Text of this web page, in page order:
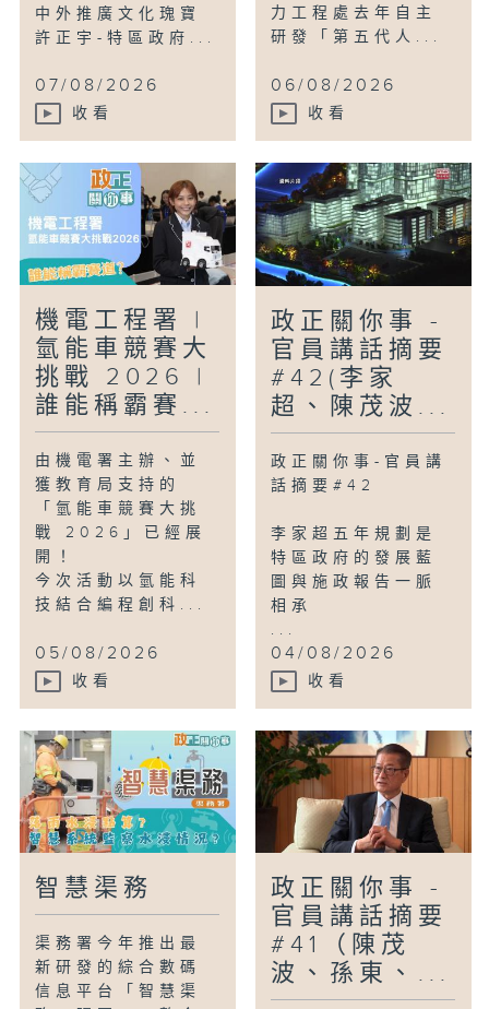
中外推廣文化瑰寶
許正宇-特區政府...
07/08/2026
收看
力工程處去年自主
研發「第五代人...
06/08/2026
收看
機電工程署 |
氫能車競賽大
挑戰 2026 |
誰能稱霸賽...
由機電署主辦、並
獲教育局支持的
「氫能車競賽大挑
戰 2026」已經展
開！
今次活動以氫能科
技結合編程創科...
05/08/2026
收看
政正關你事 -
官員講話摘要
#42(李家
超、陳茂波...
政正關你事-官員講
話摘要#42
李家超五年規劃是
特區政府的發展藍
圖與施政報告一脈
相承
...
04/08/2026
收看
智慧渠務
渠務署今年推出最
新研發的綜合數碼
信息平台「智慧渠
政正關你事 -
官員講話摘要
#41（陳茂
波、孫東、...